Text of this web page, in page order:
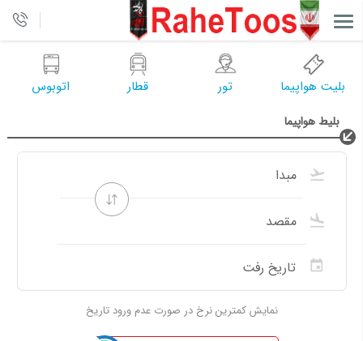
بلیت هواپیما تور قطار اتوبوس
بلیط هواپیما
نمایش کمترین نرخ در صورت عدم ورود تاریخ